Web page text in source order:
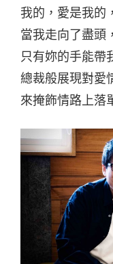
我的，愛是我的
當我走向了盡頭
只有妳的手能帶
總裁般展現對愛
來掩飾情路上落